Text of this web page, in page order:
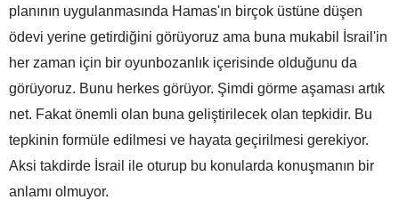
planının uygulanmasında Hamas'ın birçok üstüne düşen
ödevi yerine getirdiğini görüyoruz ama buna mukabil İsrail'in
her zaman için bir oyunbozanlık içerisinde olduğunu da
görüyoruz. Bunu herkes görüyor. Şimdi görme aşaması artık
net. Fakat önemli olan buna geliştirilecek olan tepkidir. Bu
tepkinin formüle edilmesi ve hayata geçirilmesi gerekiyor.
Aksi takdirde İsrail ile oturup bu konularda konuşmanın bir
anlamı olmuyor.